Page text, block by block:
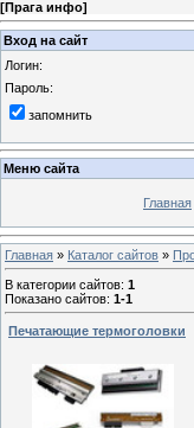
[Прага инфо]
Вход на сайт
Логин:
Пароль:
запомнить
Меню сайта
Главная
Главная » Каталог сайтов »
В категории сайтов: 1
Показано сайтов: 1-1
Печатающие термоголовки